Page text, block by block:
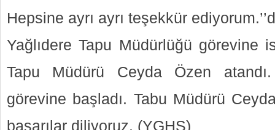
Hepsine ayrı ayrı teşekkür
Yağlıdere Tapu Müdürlüğü görevine
Tapu Müdürü Ceyda Özen
görevine başladı. Tabu Müdürü
başarılar diliyoruz. (YGHS)